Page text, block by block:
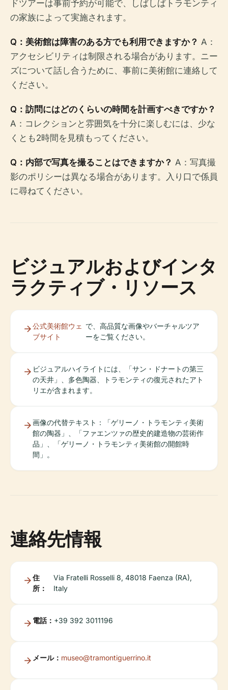
ドツアーは事前予約が可能で、しばしばトラモンティ
の家族によって実施されます。
Q：美術館は障害のある方でも利用できますか？ A：
アクセシビリティは制限される場合があります。ニー
ズについて話し合うために、事前に美術館に連絡して
ください。
Q：訪問にはどのくらいの時間を計画すべきですか？
A：コレクションと雰囲気を十分に楽しむには、少な
くとも2時間を見積もってください。
Q：内部で写真を撮ることはできますか？ A：写真撮
影のポリシーは異なる場合があります。入り口で係員
に尋ねてください。
ビジュアルおよびインタ
ラクティブ・リソース
公式美術館ウェ
ブサイト
で、高品質な画像やバーチャルツア
ーをご覧ください。
ビジュアルハイライトには、「サン・ドナートの第三
の天井」、多色陶器、トラモンティの復元されたアト
リエが含まれます。
画像の代替テキスト：「ゲリーノ・トラモンティ美術
館の陶器」、「ファエンツァの歴史的建造物の芸術作
品」、「ゲリーノ・トラモンティ美術館の開館時
間」。
連絡先情報
住
所：
Via Fratelli Rosselli 8, 48018 Faenza (RA),
Italy
電話： +39 392 3011196
メール： museo@tramontiguerrino.it